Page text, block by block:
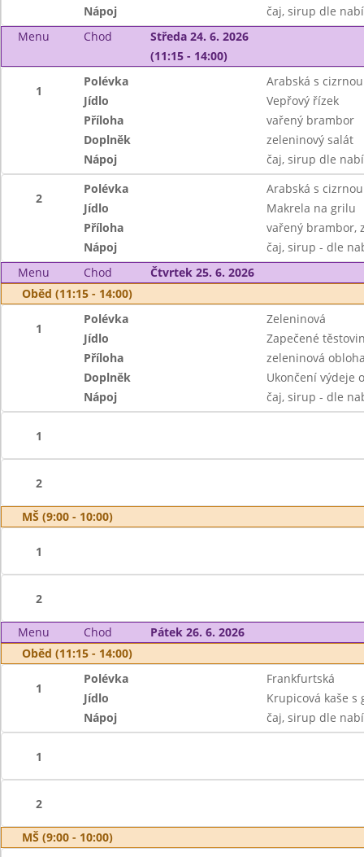
Nápoj
čaj, sirup dle
Menu
Chod
Středa 24. 6. 2026
(11:15 - 14:00)
1
Polévka
Arabská s cizrnou
Jídlo
Vepřový řízek
Příloha
vařený brambor
Doplněk
zeleninový salát
Nápoj
čaj, sirup dle
2
Polévka
Arabská s cizrnou
Jídlo
Makrela na grilu
Příloha
vařený brambor,
Nápoj
čaj, sirup - dle
Menu
Chod
Čtvrtek 25. 6. 2026
Oběd (11:15 - 14:00)
1
Polévka
Zeleninová
Jídlo
Zapečené
Příloha
zeleninová
Doplněk
Ukončení výdeje
Nápoj
čaj, sirup - dle
1
2
MŠ (9:00 - 10:00)
1
2
Menu Chod
Pátek 26. 6. 2026
Oběd (11:15 - 14:00)
1
Polévka
Frankfurtská
Jídlo
Krupicová kaše s
Nápoj
čaj, sirup dle
1
2
MŠ (9:00 - 10:00)